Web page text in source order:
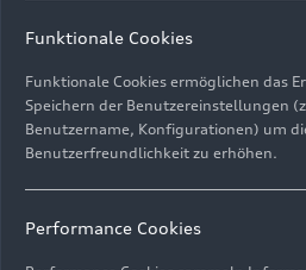
ImpressumRechtliches
Funktionale Cookies
Funktionale Cookies ermöglichen das
Speichern der Benutzereinstellungen
Benutzername, Konfigurationen) um
Benutzerfreundlichkeit zu erhöhen.
Performance Cookies